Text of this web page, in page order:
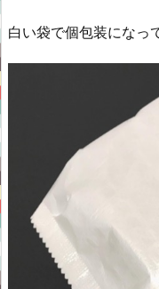
白い袋で個包装になっ